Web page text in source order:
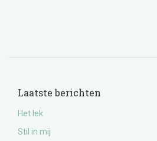
Laatste berichten
Het lek
Stil in mij